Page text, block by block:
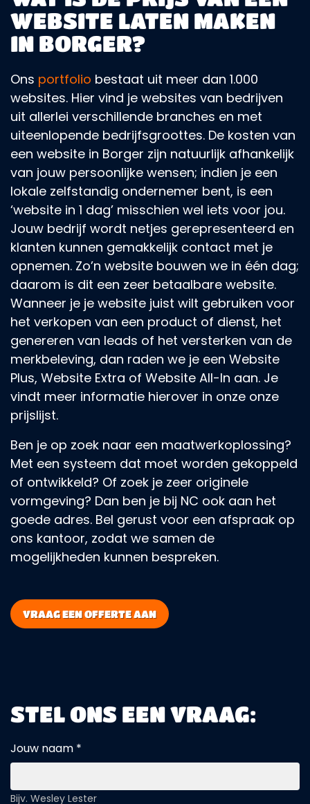
WEBSITE LATEN MAKEN
IN BORGER?
Ons portfolio bestaat uit meer dan 1.000
websites. Hier vind je websites van bedrijven
uit allerlei verschillende branches en met
uiteenlopende bedrijfsgroottes. De kosten van
een website in Borger zijn natuurlijk afhankelijk
van jouw persoonlijke wensen; indien je een
lokale zelfstandig ondernemer bent, is een
‘website in 1 dag’ misschien wel iets voor jou.
Jouw bedrijf wordt netjes gerepresenteerd en
klanten kunnen gemakkelijk contact met je
opnemen. Zo’n website bouwen we in één dag;
daarom is dit een zeer betaalbare website.
Wanneer je je website juist wilt gebruiken voor
het verkopen van een product of dienst, het
genereren van leads of het versterken van de
merkbeleving, dan raden we je een Website
Plus, Website Extra of Website All-In aan. Je
vindt meer informatie hierover in onze onze
prijslijst.
Ben je op zoek naar een maatwerkoplossing?
Met een systeem dat moet worden gekoppeld
of ontwikkeld? Of zoek je zeer originele
vormgeving? Dan ben je bij NC ook aan het
goede adres. Bel gerust voor een afspraak op
ons kantoor, zodat we samen de
mogelijkheden kunnen bespreken.
VRAAG EEN OFFERTE AAN
STEL ONS EEN VRAAG:
Jouw naam *
Bijv. Wesley Lester